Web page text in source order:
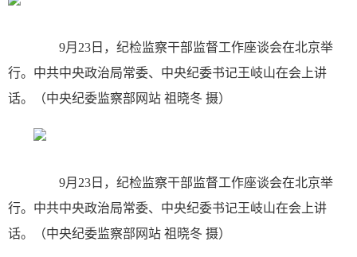
9月23日，纪检监察干部监督工作座谈会在北京举
行。中共中央政治局常委、中央纪委书记王岐山在会上讲
话。（中央纪委监察部网站 祖晓冬 摄）
9月23日，纪检监察干部监督工作座谈会在北京举
行。中共中央政治局常委、中央纪委书记王岐山在会上讲
话。（中央纪委监察部网站 祖晓冬 摄）